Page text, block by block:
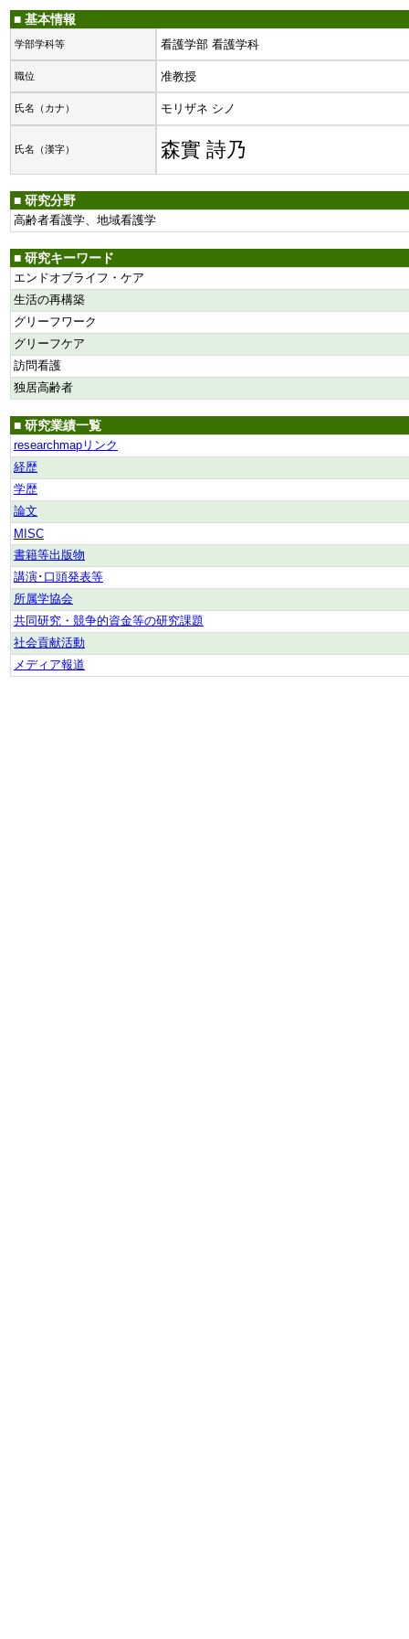
■ 基本情報
学部学科等 看護学部 看護学科
職位 准教授
氏名（カナ） モリザネ シノ
氏名（漢字） 森實 詩乃
■ 研究分野
高齢者看護学、地域看護学
■ 研究キーワード
エンドオブライフ・ケア
生活の再構築
グリーフワーク
グリーフケア
訪問看護
独居高齢者
■ 研究業績一覧
researchmapリンク
経歴
学歴
論文
MISC
書籍等出版物
講演･口頭発表等
所属学協会
共同研究・競争的資金等の研究課題
社会貢献活動
メディア報道